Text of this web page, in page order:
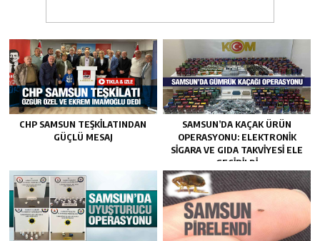
CHP SAMSUN TEŞKILATINDAN
GÜÇLÜ MESAJ
SAMSUN’DA KAÇAK ÜRÜN
OPERASYONU: ELEKTRONIK
SIGARA VE GIDA TAKVIYESI ELE
GEÇIRILDI